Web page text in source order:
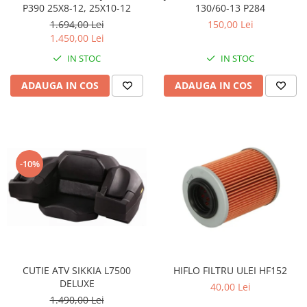
Culbutor admisie
Ghidoane
Pivoti
Rulmenti
Alimentare, Admisie & Evacuare
Admisie
ARC Toba
Carburator
FILTRU BENZINA
P390 25X8-12, 25X10-12
1.694,00 Lei
1.450,00 Lei
IN STOC
ADAUGA IN COS
130/60-13 P284
150,00 Lei
IN STOC
ADAUGA IN COS
-10%
CUTIE ATV SIKKIA L7500
DELUXE
1.490,00 Lei
HIFLO FILTRU ULEI HF152
40,00 Lei